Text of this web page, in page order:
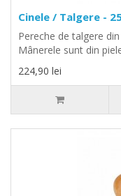
Cinele / Talgere -
Pereche de talgere
Mânerele sunt din
224,90 lei